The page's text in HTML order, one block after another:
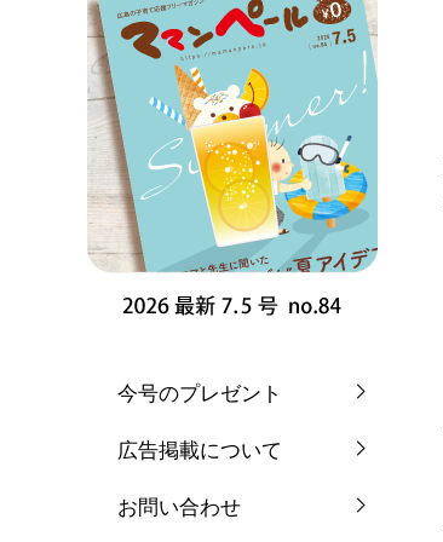
今号のプレゼント
広告掲載について
お問い合わせ